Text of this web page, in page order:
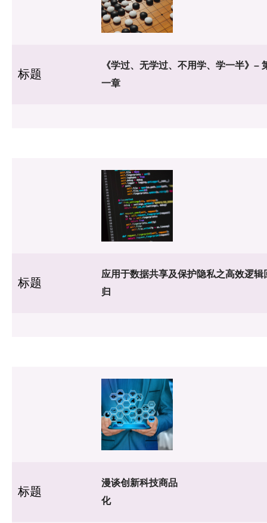
标题
《学过、无学过、不用学、学一半》–
一章
标题
应用于数据共享及保护隐私之高效逻辑
归
标题
漫谈创新科技商品
化